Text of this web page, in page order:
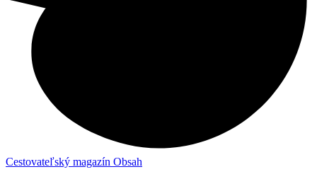
Cestovateľský magazín Obsah